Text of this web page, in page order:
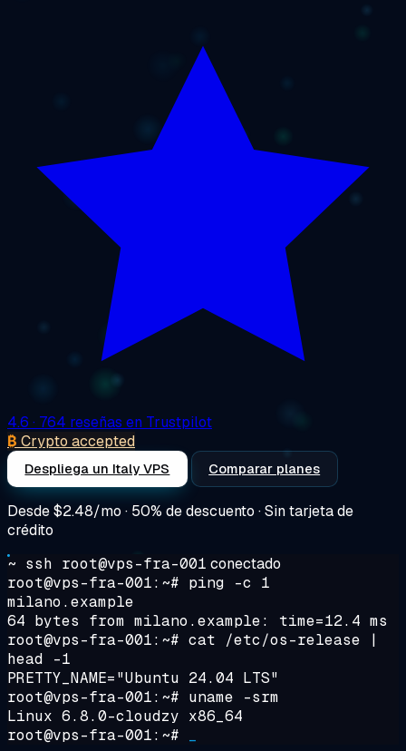
4.6 · 764 reseñas en Trustpilot
₿ Crypto accepted
Despliega un Italy VPS Comparar planes
Desde$2.48/mo · 50% de descuento · Sin tarjeta de
crédito
~ ssh root@vps-fra-001 conectado
root@vps-fra-001:~# ping -c 1
milano.example
64 bytes from milano.example: time=12.4 ms
root@vps-fra-001:~# cat /etc/os-release |
head -1
PRETTY_NAME="Ubuntu 24.04 LTS"
root@vps-fra-001:~# uname -srm
Linux 6.8.0-cloudzy x86_64
root@vps-fra-001:~#